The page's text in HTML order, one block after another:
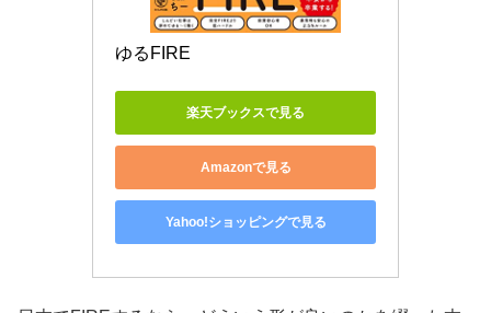
ゆるFIRE
楽天ブックスで見る
Amazonで見る
Yahoo!ショッピングで見る